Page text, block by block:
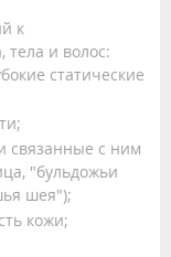
к
тела и волос:
статические
связанные с ним
"бульдожьи
шея");
кожи;